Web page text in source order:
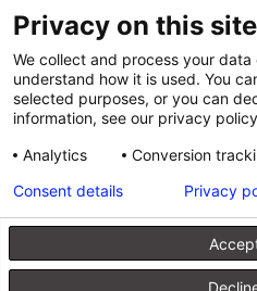
SERVICE & SUPPORT
DEICHMAN-FUCHS VERLAG
Alle Preise inkl. gesetzl.
nicht anders
© 2026 Walhalla u. Praetoria
Privacy on this site
We collect and process your
understand how it is used. You
selected purposes, or you can
information, see our privacy
Analytics
Conversion
Consent details Privacy